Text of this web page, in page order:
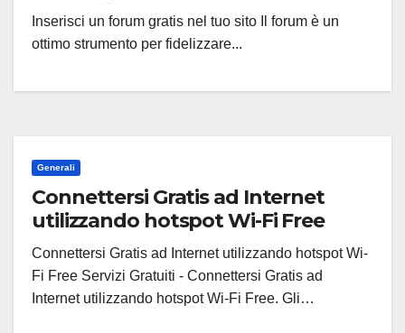
Inserisci un forum gratis nel tuo sito Il forum è un
ottimo strumento per fidelizzare...
Generali
Connettersi Gratis ad Internet
utilizzando hotspot Wi-Fi Free
Connettersi Gratis ad Internet utilizzando hotspot Wi-
Fi Free Servizi Gratuiti - Connettersi Gratis ad
Internet utilizzando hotspot Wi-Fi Free. Gli…